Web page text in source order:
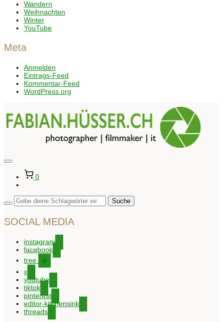
Wandern
Weihnachten
Winter
YouTube
Meta
Anmelden
Eintrags-Feed
Kommentar-Feed
WordPress.org
Seitenleiste
Navigation
umschalten
0
SOCIAL MEDIA
instagram
facebook
tree
x
youtube
tiktok
pinterest
editor-kitchensink
threads